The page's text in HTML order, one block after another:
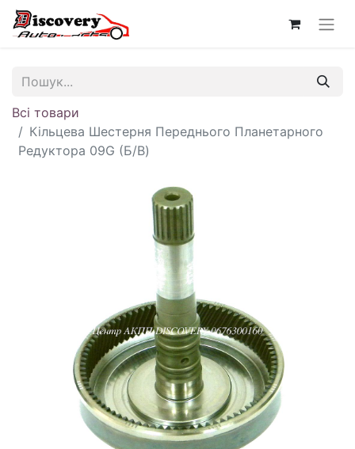
Всі товари
Кільцева Шестерня Переднього Планетарного
Редуктора 09G (Б/В)